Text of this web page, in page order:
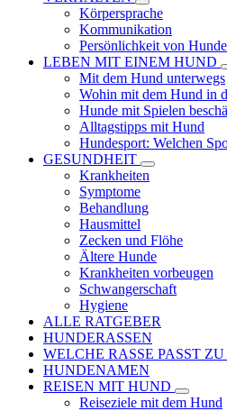
Körpersprache
Kommunikation
Persönlichkeit von
LEBEN MIT EINEM HUND
Mit dem Hund unterwegs
Wohin mit dem Hund in
Hunde mit Spielen
Alltagstipps mit Hund
Hundesport: Welchen
GESUNDHEIT
Krankheiten
Symptome
Behandlung
Hausmittel
Zecken und Flöhe
Ältere Hunde
Krankheiten vorbeugen
Schwangerschaft
Hygiene
ALLE RATGEBER
HUNDERASSEN
WELCHE RASSE PASST
HUNDENAMEN
REISEN MIT HUND
Reiseziele mit dem Hund